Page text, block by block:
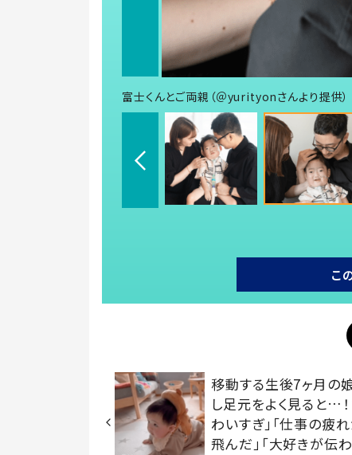
富士くんとご両親（＠yurityonさんより提供）
こ
移動する生後7ヶ月の
し足元をよく見ると…！
わいすぎ」「仕事の疲
飛んだ」「大好きが伝わ